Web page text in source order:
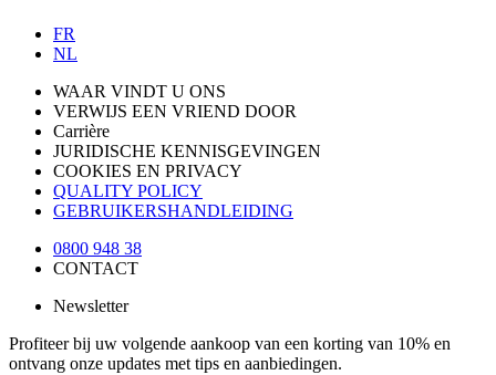
FR
NL
WAAR VINDT U ONS
VERWIJS EEN VRIEND DOOR
Carrière
JURIDISCHE KENNISGEVINGEN
COOKIES EN PRIVACY
QUALITY POLICY
GEBRUIKERSHANDLEIDING
0800 948 38
CONTACT
Newsletter
Profiteer bij uw volgende aankoop van een korting van 10% en
ontvang onze updates met tips en aanbiedingen.